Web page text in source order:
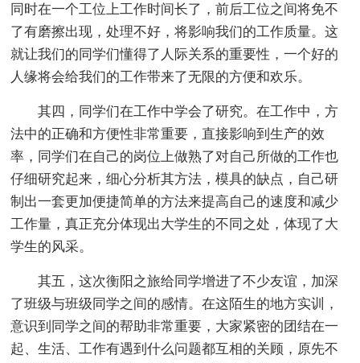
同时在一个工位上工作时间长了，前后工位之间将免不
了有磨擦出现，处理不好，将影响我们的工作质量。这
就让我们的同学们懂得了人际关系的重要性，一个好的
人缘将会给我们的工作带来了无限的方便和欢乐。
其四，同学们在工作中学会了研究。在工作中，方
法中的正确和方便性非常重要，直接影响到生产的效
率，同学们在自己的岗位上做熟了对自己所做的工作也
仔细研究起来，细心分析其方法，模具的缺点，自己研
制出一套更加便捷简单的方法来提高自己的速度和减少
工作量，真正充分体现出大学生的不同之处，体现了大
学生的风采。
其五，这次衡阳之旅给同学增进了不少友谊，加深
了班级与班级同学之间的感情。在这陌生的地方实训，
意识到同学之间的帮助非常重要，大家紧密的团结在一
起、生活、工作有遇到什么问题都互相的关顾，原先不